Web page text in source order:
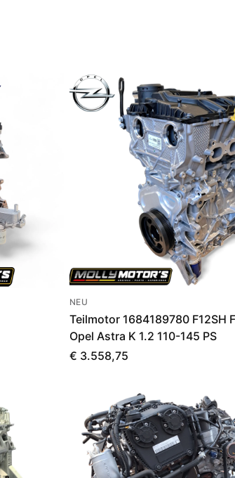
NEU
Teilmotor 1684189780 F12SH
Opel Astra K 1.2 110-145 PS
€ 3.558,75